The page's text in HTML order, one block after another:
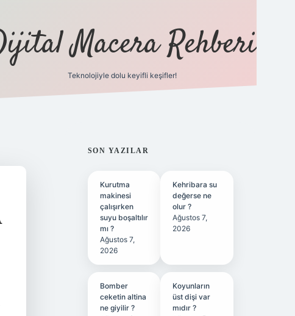
Macera Rehberi
Teknolojiyle dolu keyifli keşifler!
SIDEBAR
SON YAZILAR
Kurutma
makinesi
çalışırken
suyu boşaltılır
mı ?
Ağustos 7,
2026
Kehribara su
değerse ne
olur ?
Ağustos 7,
2026
Bomber
ceketin altina
ne giyilir ?
Koyunların
üst dişi var
mıdır ?